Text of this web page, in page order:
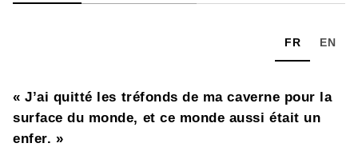
FR EN
« J’ai quitté les tréfonds de ma caverne pour la
surface du monde, et ce monde aussi était un
enfer. »